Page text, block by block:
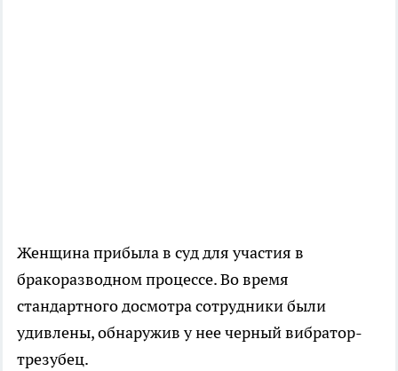
Женщина прибыла в суд для участия в
бракоразводном процессе. Во время
стандартного досмотра сотрудники были
удивлены, обнаружив у нее черный вибратор-
трезубец.